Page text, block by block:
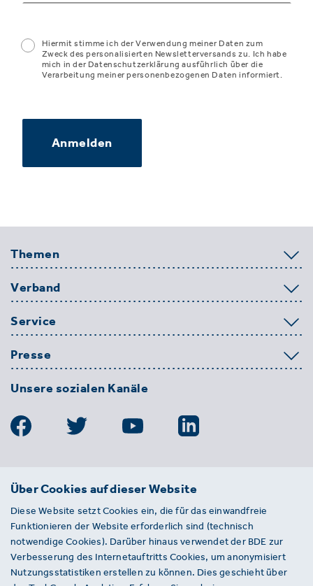
Hiermit stimme ich der Verwendung meiner Daten zum
Zweck des personalisierten Newsletterversands zu. Ich habe
mich in der Datenschutzerklärung ausführlich über die
Verarbeitung meiner personenbezogenen Daten informiert.
Anmelden
Themen
Verband
Service
Presse
Unsere sozialen Kanäle
BDE
Entsorgungs-, Wasser- und
Kreislaufwirtschaft e. V.
Von-der-Heydt-Straße 2
D 10785 Berlin
Über Cookies auf dieser Website
Diese Website setzt Cookies ein, die für das einwandfreie
Funktionieren der Website erforderlich sind (technisch
notwendige Cookies). Darüber hinaus verwendet der BDE zur
Verbesserung des Internetauftritts Cookies, um anonymisiert
Nutzungsstatistiken erstellen zu können. Dies geschieht über